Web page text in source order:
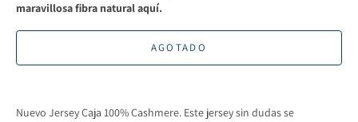
maravillosa fibra natural aquí.
AGOTADO
Nuevo Jersey Caja 100% Cashmere. Este jersey sin dudas se